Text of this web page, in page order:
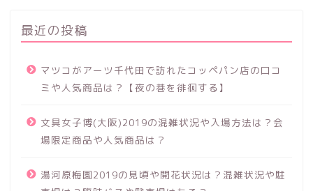
最近の投稿
マツコがアーツ千代田で訪れたコッペパン店の口コ
ミや人気商品は？【夜の巷を徘徊する】
文具女子博(大阪)2019の混雑状況や入場方法は？会
場限定商品や人気商品は？
湯河原梅園2019の見頃や開花状況は？混雑状況や駐